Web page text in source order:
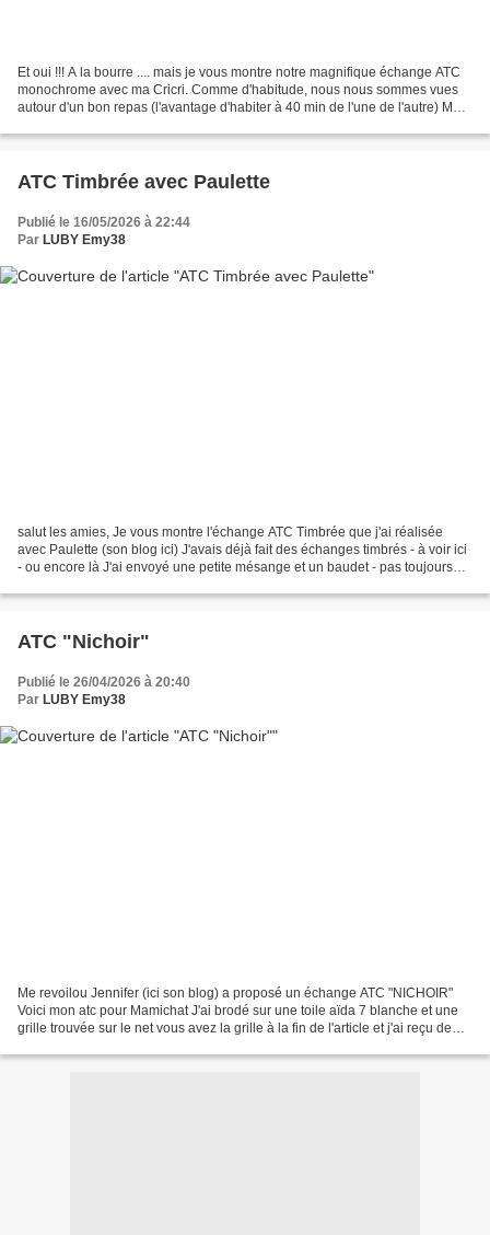
Et oui !!! A la bourre .... mais je vous montre notre magnifique échange ATC
monochrome avec ma Cricri. Comme d'habitude, nous nous sommes vues
autour d'un bon repas (l'avantage d'habiter à 40 min de l'une de l'autre) Mon
ATC Timbrée avec Paulette
Publié le 16/05/2026 à 22:44
Par LUBY Emy38
salut les amies, Je vous montre l'échange ATC Timbrée que j'ai réalisée
avec Paulette (son blog ici) J'avais déjà fait des échanges timbrés - à voir ici
- ou encore là J'ai envoyé une petite mésange et un baudet - pas toujours
ATC "Nichoir"
Publié le 26/04/2026 à 20:40
Par LUBY Emy38
Me revoilou Jennifer (ici son blog) a proposé un échange ATC "NICHOIR"
Voici mon atc pour Mamichat J'ai brodé sur une toile aïda 7 blanche et une
grille trouvée sur le net vous avez la grille à la fin de l'article et j'ai reçu de